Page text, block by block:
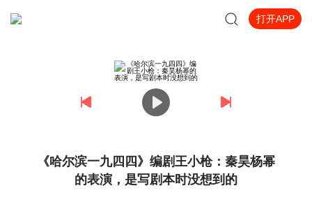
打开APP
《哈尔滨一九四四》编剧王小枪：秦昊杨幂
的表演，是写剧本时没想到的